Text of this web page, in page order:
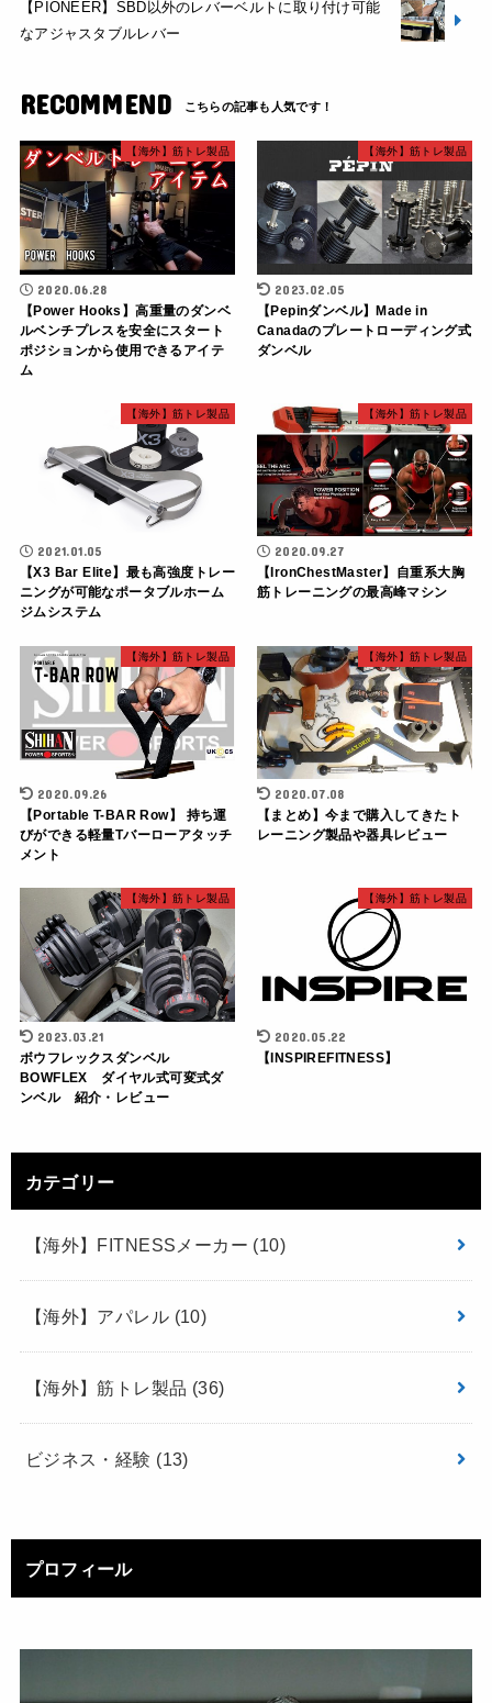
【PIONEER】SBD以外のレバーベルトに取り付け可能
なアジャスタブルレバー
RECOMMEND
【海外】筋トレ製品
2020.06.28
【Power Hooks】高重量のダンベ
ルベンチプレスを安全にスタート
ポジションから使用できるアイテ
ム
【海外】筋トレ製品
2023.02.05
【Pepinダンベル】Made in
Canadaのプレートローディング式
ダンベル
【海外】筋トレ製品
2021.01.05
【X3 Bar Elite】最も高強度トレー
ニングが可能なポータブルホーム
ジムシステム
【海外】筋トレ製品
2020.09.27
【IronChestMaster】自重系大胸
筋トレーニングの最高峰マシン
【海外】筋トレ製品
2020.09.26
【Portable T-BAR Row】 持ち運
びができる軽量Tバーローアタッチ
メント
【海外】筋トレ製品
2020.07.08
【まとめ】今まで購入してきたト
レーニング製品や器具レビュー
【海外】筋トレ製品
2023.03.21
ボウフレックスダンベル
BOWFLEX ダイヤル式可変式ダ
ンベル 紹介・レビュー
【海外】筋トレ製品
2020.05.22
【INSPIREFITNESS】
カテゴリー
【海外】FITNESSメーカー (10)
【海外】アパレル (10)
【海外】筋トレ製品 (36)
ビジネス・経験 (13)
プロフィール